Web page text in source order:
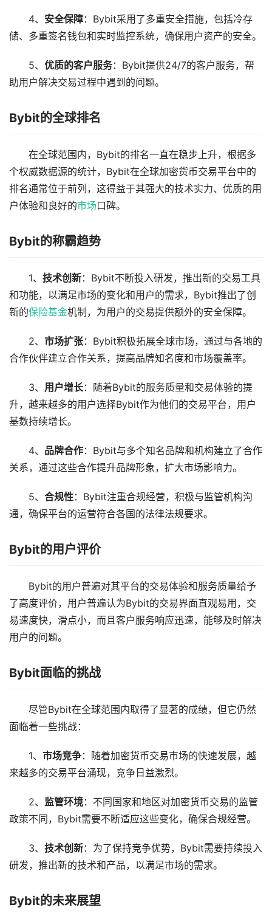
4、 安全保障：Bybit采用了多重安全措施，包括冷存
储、多重签名钱包和实时监控系统，确保用户资产的安全。
5、 优质的客户服务：Bybit提供24/7的客户服务，帮
助用户解决交易过程中遇到的问题。
Bybit的全球排名
在全球范围内，Bybit的排名一直在稳步上升，根据多
个权威数据源的统计，Bybit在全球加密货币交易平台中的
排名通常位于前列，这得益于其强大的技术实力、优质的用
户体验和良好的市场口碑。
Bybit的称霸趋势
1、 技术创新：Bybit不断投入研发，推出新的交易工具
和功能，以满足市场的变化和用户的需求，Bybit推出了创
新的保险基金机制，为用户的交易提供额外的安全保障。
2、 市场扩张：Bybit积极拓展全球市场，通过与各地的
合作伙伴建立合作关系，提高品牌知名度和市场覆盖率。
3、 用户增长：随着Bybit的服务质量和交易体验的提
升，越来越多的用户选择Bybit作为他们的交易平台，用户
基数持续增长。
4、 品牌合作：Bybit与多个知名品牌和机构建立了合作
关系，通过这些合作提升品牌形象，扩大市场影响力。
5、 合规性：Bybit注重合规经营，积极与监管机构沟
通，确保平台的运营符合各国的法律法规要求。
Bybit的用户评价
Bybit的用户普遍对其平台的交易体验和服务质量给予
了高度评价，用户普遍认为Bybit的交易界面直观易用，交
易速度快，滑点小，而且客户服务响应迅速，能够及时解决
用户的问题。
Bybit面临的挑战
尽管Bybit在全球范围内取得了显著的成绩，但它仍然
面临着一些挑战：
1、 市场竞争：随着加密货币交易市场的快速发展，越
来越多的交易平台涌现，竞争日益激烈。
2、 监管环境：不同国家和地区对加密货币交易的监管
政策不同，Bybit需要不断适应这些变化，确保合规经营。
3、 技术创新：为了保持竞争优势，Bybit需要持续投入
研发，推出新的技术和产品，以满足市场的需求。
Bybit的未来展望